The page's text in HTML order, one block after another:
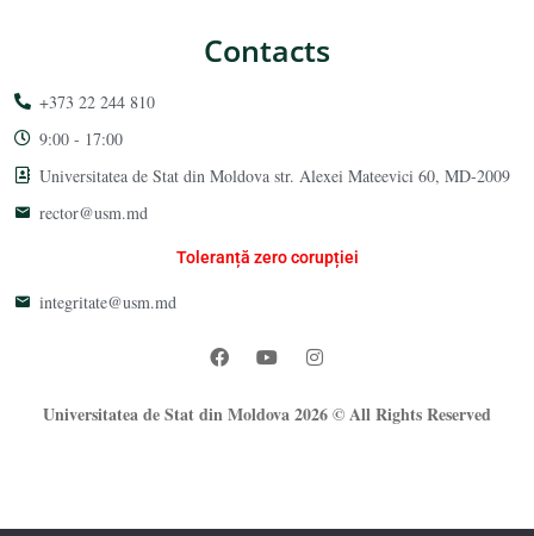
Contacts
+373 22 244 810
9:00 - 17:00
Universitatea de Stat din Moldova str. Alexei Mateevici 60, MD-2009
rector@usm.md
Toleranță zero corupției
integritate@usm.md
Universitatea de Stat din Moldova 2026 © All Rights Reserved